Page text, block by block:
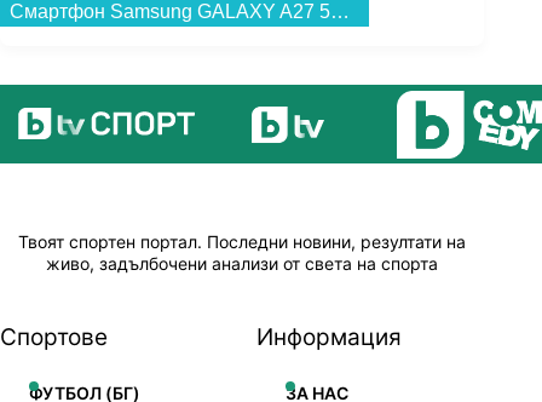
Смартфон Samsung GALAXY A27 5G 128/6 BLUE SM-A276BZBB , 128 GB, 6 GB...
Твоят спортен портал. Последни новини, резултати на
живо, задълбочени анализи от света на спорта
Спортове
ФУТБОЛ (БГ)
Информация
ЗА НАС